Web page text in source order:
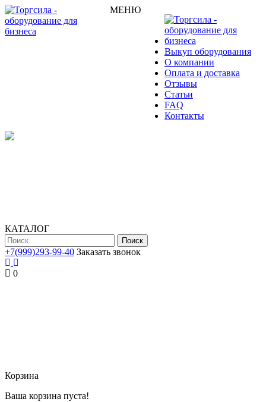
МЕНЮ
Выкуп оборудования
О компании
Оплата и доставка
Отзывы
Статьи
FAQ
Контакты
КАТАЛОГ
Поиск
+7(999)293-99-40 Заказать звонок
0
Корзина
Ваша корзина пуста!